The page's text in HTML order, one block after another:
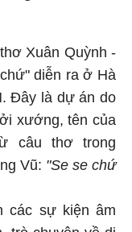
Xuân Quỳnh -
diễn ra ở Hà
Đây là dự án do
xướng, tên của
câu thơ trong
Vũ: "Se se chứ
các sự kiện âm